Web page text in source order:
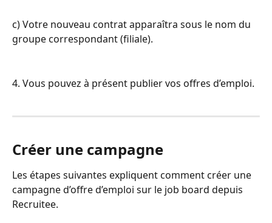
c) Votre nouveau contrat apparaîtra sous le nom du
groupe correspondant (filiale).
4. Vous pouvez à présent publier vos offres d’emploi.
Créer une campagne
Les étapes suivantes expliquent comment créer une
campagne d’offre d’emploi sur le job board depuis
Recruitee.